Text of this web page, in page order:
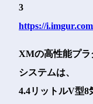
3
https://
XMの高性能プラ
システムは、
4.4リットルV型8